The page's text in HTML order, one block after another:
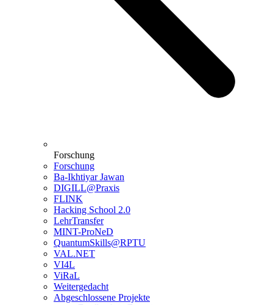
Forschung
Forschung
Ba-Ikhtiyar Jawan
DIGILL@Praxis
FLINK
Hacking School 2.0
LehrTransfer
MINT-ProNeD
QuantumSkills@RPTU
VAL.NET
VI4L
ViRaL
Weitergedacht
Abgeschlossene Projekte